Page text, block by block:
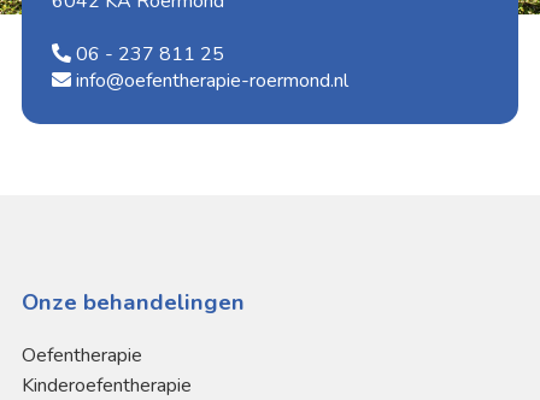
06 - 237 811 25
info@oefentherapie-roermond.nl
Onze behandelingen
Oefentherapie
Kinderoefentherapie